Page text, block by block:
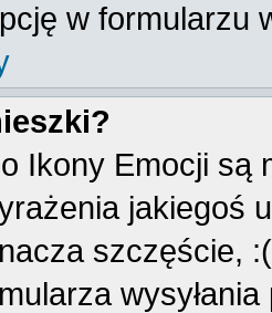
w formularzu
Ikony Emocji są
jakiegoś
szczęście,